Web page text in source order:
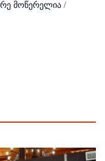
მოწერელია /